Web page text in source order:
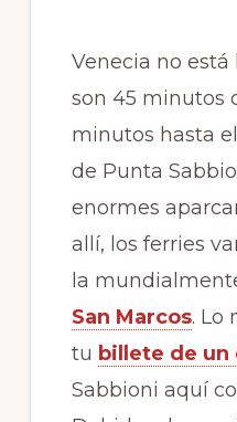
Venecia no está
son 45 minutos
minutos hasta
de Punta
enormes
allí, los ferries
la
San Marcos. Lo
tu billete de un
Sabbioni aquí